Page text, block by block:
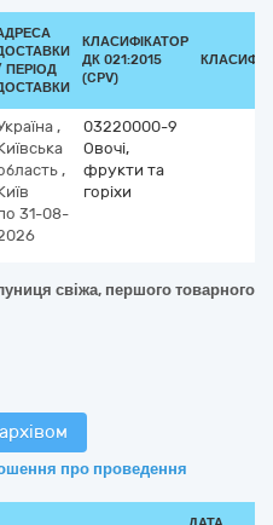
ПЕРІОД
КЛАСИФІКАТОР
ДК 021:2015
(CPV)
,
,
31-08-
03220000-9
Овочі,
фрукти та
горіхи
свіжа, першого товарного
про проведення